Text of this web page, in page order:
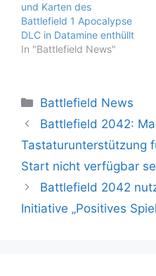
und Karten des
Battlefield 1 Apocalypse
DLC in Datamine enthüllt
In "Battlefield News"
Kategorien
Battlefield News
Battlefield 2042:
Tastaturunterstützung
Start nicht verfügbar
Battlefield 2042
Initiative „Positives